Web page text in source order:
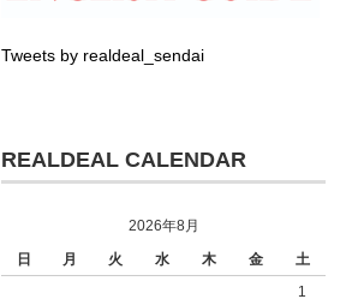
Tweets by realdeal_sendai
REALDEAL CALENDAR
2026年8月
日
月 火 水 木 金
土
1